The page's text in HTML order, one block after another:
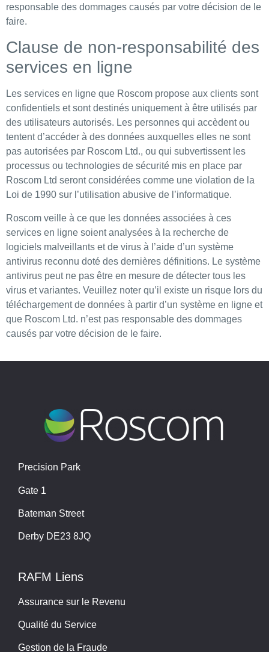
responsable des dommages causés par votre décision de le
faire.
Clause de non-responsabilité des
services en ligne
Les services en ligne que Roscom propose aux clients sont
confidentiels et sont destinés uniquement à être utilisés par
des utilisateurs autorisés. Les personnes qui accèdent ou
tentent d’accéder à des données auxquelles elles ne sont
pas autorisées par Roscom Ltd., ou qui subvertissent les
processus ou technologies de sécurité mis en place par
Roscom Ltd seront considérées comme une violation de la
Loi de 1990 sur l’utilisation abusive de l’informatique.
Roscom veille à ce que les données associées à ces
services en ligne soient analysées à la recherche de
logiciels malveillants et de virus à l’aide d’un système
antivirus reconnu doté des dernières définitions. Le système
antivirus peut ne pas être en mesure de détecter tous les
virus et variantes. Veuillez noter qu’il existe un risque lors du
téléchargement de données à partir d’un système en ligne et
que Roscom Ltd. n’est pas responsable des dommages
causés par votre décision de le faire.
Precision Park
Gate 1
Bateman Street
Derby DE23 8JQ
RAFM Liens
Assurance sur le Revenu
Qualité du Service
Gestion de la Fraude